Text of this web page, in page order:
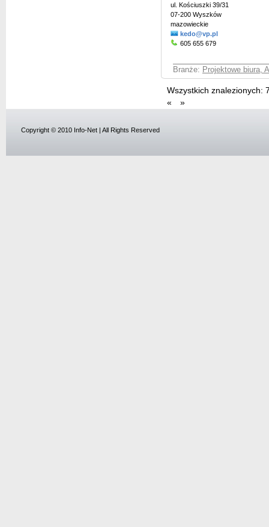
ul. Kościuszki 39/31
07-200 Wyszków
mazowieckie
kedo@vp.pl
605 655 679
Branże: Projektowe biura,
Wszystkich znalezionych:
«
»
Copyright © 2010 Info-Net | All Rights Reserved